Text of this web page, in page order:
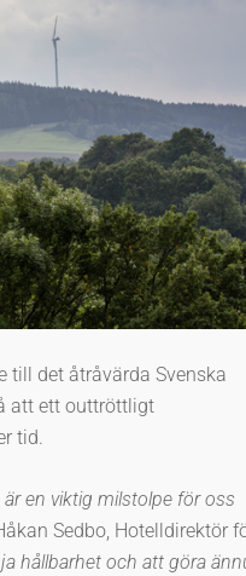
till det åtråvärda Svenska
att ett outtröttligt
tid.
en viktig milstolpe för oss
Sedbo, Hotelldirektör
hållbarhet och att göra